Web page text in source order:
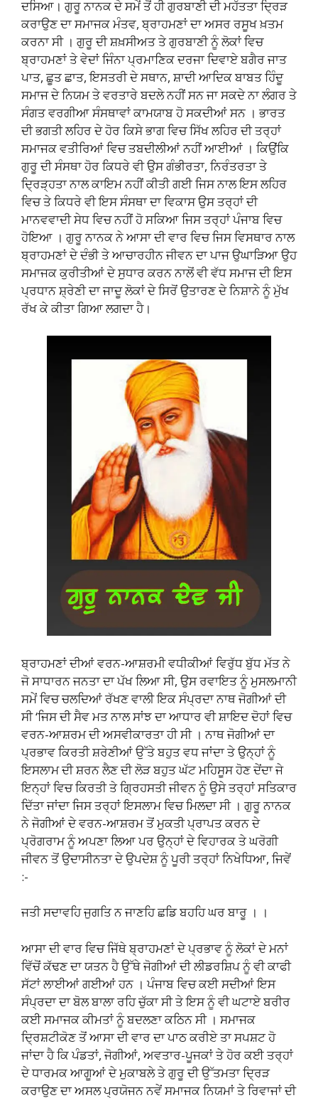
ਦਸਿਆ। ਗੁਰੂ ਨਾਨਕ ਦੇ ਸਮੇਂ ਤੋਂ ਹੀ ਗੁਰਬਾਣੀ ਦੀ ਮਹੱਤਤਾ ਦ੍ਰਿੜ
ਕਰਾਉਣ ਦਾ ਸਮਾਜਕ ਮੰਤਵ, ਬ੍ਰਾਹਮਣਾਂ ਦਾ ਅਸਰ ਰਸੂਖ ਖ਼ਤਮ
ਕਰਨਾ ਸੀ । ਗੁਰੂ ਦੀ ਸ਼ਖ਼ਸੀਅਤ ਤੇ ਗੁਰਬਾਣੀ ਨੂੰ ਲੋਕਾਂ ਵਿਚ
ਬ੍ਰਾਹਮਣਾਂ ਤੇ ਵੇਦਾਂ ਜਿੰਨਾ ਪ੍ਰਮਾਣਿਕ ਦਰਜਾ ਦਿਵਾਏ ਬਗੈਰ ਜਾਤ
ਪਾਤ, ਛੂਤ ਛਾਤ, ਇਸਤਰੀ ਦੇ ਸਥਾਨ, ਸ਼ਾਦੀ ਆਦਿਕ ਬਾਬਤ ਹਿੰਦੂ
ਸਮਾਜ ਦੇ ਨਿਯਮ ਤੇ ਵਰਤਾਰੇ ਬਦਲੇ ਨਹੀਂ ਸਨ ਜਾ ਸਕਦੇ ਨਾ ਲੰਗਰ ਤੇ
ਸੰਗਤ ਵਰਗੀਆ ਸੰਸਥਾਵਾਂ ਕਾਮਯਾਬ ਹੋ ਸਕਦੀਆਂ ਸਨ । ਭਾਰਤ
ਦੀ ਭਗਤੀ ਲਹਿਰ ਦੇ ਹੋਰ ਕਿਸੇ ਭਾਗ ਵਿਚ ਸਿੱਖ ਲਹਿਰ ਦੀ ਤਰ੍ਹਾਂ
ਸਮਾਜਕ ਵਤੀਰਿਆਂ ਵਿਚ ਤਬਦੀਲੀਆਂ ਨਹੀਂ ਆਈਆਂ । ਕਿਉਂਕਿ
ਗੁਰੂ ਦੀ ਸੰਸਥਾ ਹੋਰ ਕਿਧਰੇ ਵੀ ਉਸ ਗੰਭੀਰਤਾ, ਨਿਰੰਤਰਤਾ ਤੇ
ਦ੍ਰਿੜ੍ਹਤਾ ਨਾਲ ਕਾਇਮ ਨਹੀਂ ਕੀਤੀ ਗਈ ਜਿਸ ਨਾਲ ਇਸ ਲਹਿਰ
ਵਿਚ ਤੇ ਕਿਧਰੇ ਵੀ ਇਸ ਸੰਸਥਾ ਦਾ ਵਿਕਾਸ ਉਸ ਤਰ੍ਹਾਂ ਦੀ
ਮਾਨਵਵਾਦੀ ਸੇਧ ਵਿਚ ਨਹੀਂ ਹੋ ਸਕਿਆ ਜਿਸ ਤਰ੍ਹਾਂ ਪੰਜਾਬ ਵਿਚ
ਹੋਇਆ । ਗੁਰੂ ਨਾਨਕ ਨੇ ਆਸਾ ਦੀ ਵਾਰ ਵਿਚ ਜਿਸ ਵਿਸਥਾਰ ਨਾਲ
ਬ੍ਰਾਹਮਣਾਂ ਦੇ ਦੰਭੀ ਤੇ ਆਚਾਰਹੀਨ ਜੀਵਨ ਦਾ ਪਾਜ ਉਘਾੜਿਆ ਉਹ
ਸਮਾਜਕ ਕੁਰੀਤੀਆਂ ਦੇ ਸੁਧਾਰ ਕਰਨ ਨਾਲੋਂ ਵੀ ਵੱਧ ਸਮਾਜ ਦੀ ਇਸ
ਪ੍ਰਧਾਨ ਸ਼੍ਰੇਣੀ ਦਾ ਜਾਦੂ ਲੋਕਾਂ ਦੇ ਸਿਰੋਂ ਉਤਾਰਣ ਦੇ ਨਿਸ਼ਾਨੇ ਨੂੰ ਮੁੱਖ
ਰੱਖ ਕੇ ਕੀਤਾ ਗਿਆ ਲਗਦਾ ਹੈ।
ਬ੍ਰਾਹਮਣਾਂ ਦੀਆਂ ਵਰਨ-ਆਸ਼ਰਮੀ ਵਧੀਕੀਆਂ ਵਿਰੁੱਧ ਬੁੱਧ ਮੱਤ ਨੇ
ਜੋ ਸਾਧਾਰਨ ਜਨਤਾ ਦਾ ਪੱਖ ਲਿਆ ਸੀ, ਉਸ ਰਵਾਇਤ ਨੂੰ ਮੁਸਲਮਾਨੀ
ਸਮੇਂ ਵਿਚ ਚਲਦਿਆਂ ਰੱਖਣ ਵਾਲੀ ਇਕ ਸੰਪ੍ਰਦਾ ਨਾਥ ਜੋਗੀਆਂ ਦੀ
ਸੀ ‘ਜਿਸ ਦੀ ਸੈਵ ਮਤ ਨਾਲ ਸਾਂਝ ਦਾ ਆਧਾਰ ਵੀ ਸ਼ਾਇਦ ਦੋਹਾਂ ਵਿਚ
ਵਰਨ-ਆਸ਼ਰਮ ਦੀ ਅਸਵੀਕਾਰਤਾ ਹੀ ਸੀ । ਨਾਥ ਜੋਗੀਆਂ ਦਾ
ਪ੍ਰਭਾਵ ਕਿਰਤੀ ਸ਼ਰੇਣੀਆਂ ਉੱਤੇ ਬਹੁਤ ਵਧ ਜਾਂਦਾ ਤੇ ਉਨ੍ਹਾਂ ਨੂੰ
ਇਸਲਾਮ ਦੀ ਸ਼ਰਨ ਲੈਣ ਦੀ ਲੋੜ ਬਹੁਤ ਘੱਟ ਮਹਿਸੂਸ ਹੋਣ ਦੇਂਦਾ ਜੇ
ਇਨ੍ਹਾਂ ਵਿਚ ਕਿਰਤੀ ਤੇ ਗ੍ਰਿਹਸਤੀ ਜੀਵਨ ਨੂੰ ਉਸੇ ਤਰ੍ਹਾਂ ਸਤਿਕਾਰ
ਦਿੱਤਾ ਜਾਂਦਾ ਜਿਸ ਤਰ੍ਹਾਂ ਇਸਲਾਮ ਵਿਚ ਮਿਲਦਾ ਸੀ । ਗੁਰੂ ਨਾਨਕ
ਨੇ ਜੋਗੀਆਂ ਦੇ ਵਰਨ-ਆਸ਼ਰਮ ਤੋਂ ਮੁਕਤੀ ਪ੍ਰਾਪਤ ਕਰਨ ਦੇ
ਪ੍ਰੋਗਰਾਮ ਨੂੰ ਅਪਣਾ ਲਿਆ ਪਰ ਉਨ੍ਹਾਂ ਦੇ ਵਿਹਾਰਕ ਤੇ ਘਰੋਗੀ
ਜੀਵਨ ਤੋਂ ਉਦਾਸੀਨਤਾ ਦੇ ਉਪਦੇਸ਼ ਨੂੰ ਪੂਰੀ ਤਰ੍ਹਾਂ ਨਿਖੇਧਿਆ, ਜਿਵੇਂ
:-
ਜਤੀ ਸਦਾਵਹਿ ਜੁਗਤਿ ਨ ਜਾਣਹਿ ਛਡਿ ਬਹਹਿ ਘਰ ਬਾਰੂ । ।
ਆਸਾ ਦੀ ਵਾਰ ਵਿਚ ਜਿੱਥੇ ਬ੍ਰਾਹਮਣਾਂ ਦੇ ਪ੍ਰਭਾਵ ਨੂੰ ਲੋਕਾਂ ਦੇ ਮਨਾਂ
ਵਿੱਚੋਂ ਕੱਢਣ ਦਾ ਯਤਨ ਹੈ ਉੱਥੇ ਜੋਗੀਆਂ ਦੀ ਲੀਡਰਸ਼ਿਪ ਨੂੰ ਵੀ ਕਾਫੀ
ਸੱਟਾਂ ਲਾਈਆਂ ਗਈਆਂ ਹਨ । ਪੰਜਾਬ ਵਿਚ ਕਈ ਸਦੀਆਂ ਇਸ
ਸੰਪ੍ਰਦਾ ਦਾ ਬੋਲ ਬਾਲਾ ਰਹਿ ਚੁੱਕਾ ਸੀ ਤੇ ਇਸ ਨੂੰ ਵੀ ਘਟਾਏ ਬਰੀਰ
ਕਈ ਸਮਾਜਕ ਕੀਮਤਾਂ ਨੂੰ ਬਦਲਣਾ ਕਠਿਨ ਸੀ । ਸਮਾਜਕ
ਦ੍ਰਿਸ਼ਟੀਕੋਣ ਤੋਂ ਆਸਾ ਦੀ ਵਾਰ ਦਾ ਪਾਠ ਕਰੀਏ ਤਾ ਸਪਸ਼ਟ ਹੋ
ਜਾਂਦਾ ਹੈ ਕਿ ਪੰਡਤਾਂ, ਜੋਗੀਆਂ, ਅਵਤਾਰ-ਪੂਜਕਾਂ ਤੇ ਹੋਰ ਕਈ ਤਰ੍ਹਾਂ
ਦੇ ਧਾਰਮਕ ਆਗੂਆਂ ਦੇ ਮੁਕਾਬਲੇ ਤੇ ਗੁਰੂ ਦੀ ਉੱਤਮਤਾ ਦ੍ਰਿੜ
ਕਰਾਉਣ ਦਾ ਅਸਲ ਪ੍ਰਯੋਜਨ ਨਵੇਂ ਸਮਾਜਕ ਨਿਯਮਾਂ ਤੇ ਰਿਵਾਜਾਂ ਦੀ